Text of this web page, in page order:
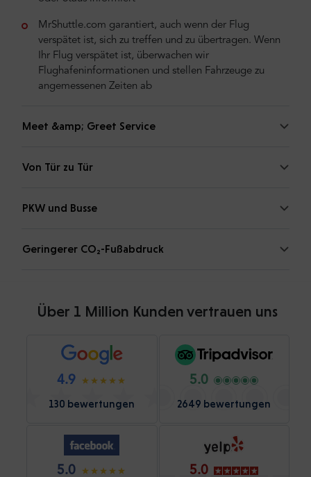
MrShuttle.com garantiert, auch wenn der Flug
verspätet ist, sich zu treffen und zu übertragen. Wenn
Ihr Flug verspätet ist, überwachen wir
Flughafeninformationen und stellen Fahrzeuge zu
angemessenen Zeiten ab
Meet &amp; Greet Service
Von Tür zu Tür
PKW und Busse
Geringerer CO₂-Fußabdruck
Über 1 Million Kunden vertrauen uns
4.9
130 bewertungen
5.0
2649 bewertungen
5.0 5.0